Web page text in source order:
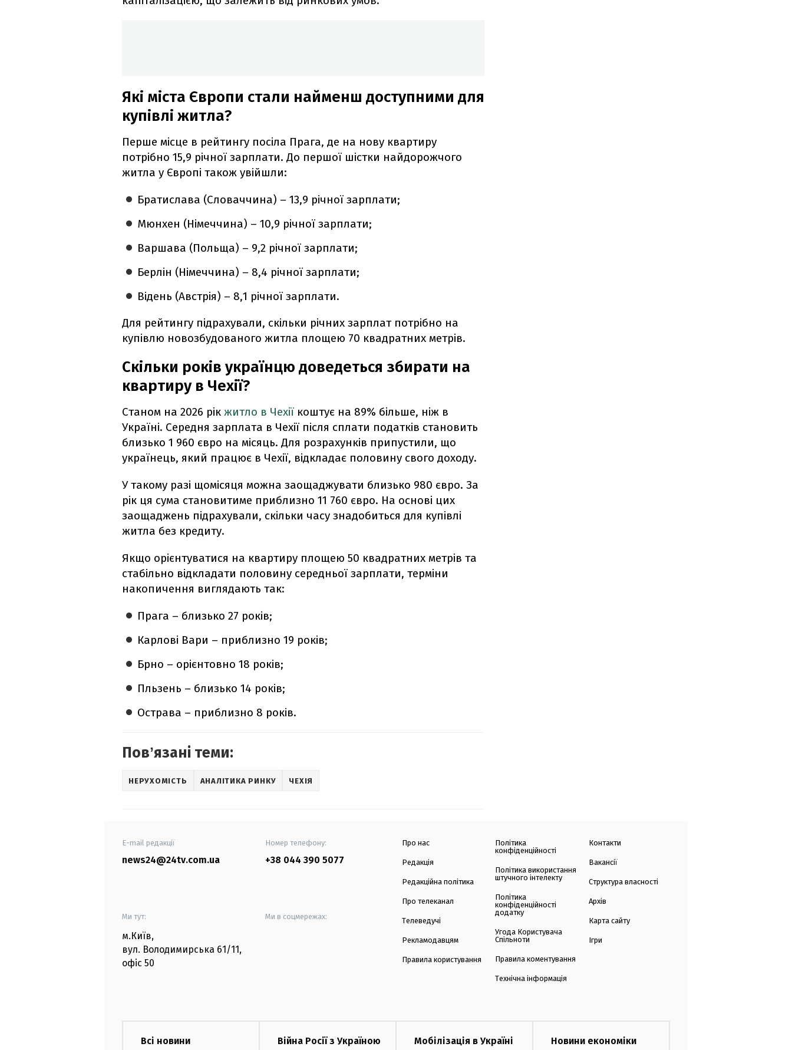
Які міста Європи стали найменш доступними для
купівлі житла?
Перше місце в рейтингу посіла Прага, де на нову квартиру
потрібно 15,9 річної зарплати. До першої шістки найдорожчого
житла у Європі також увійшли:
Братислава (Словаччина) – 13,9 річної зарплати;
Мюнхен (Німеччина) – 10,9 річної зарплати;
Варшава (Польща) – 9,2 річної зарплати;
Берлін (Німеччина) – 8,4 річної зарплати;
Відень (Австрія) – 8,1 річної зарплати.
Для рейтингу підрахували, скільки річних зарплат потрібно на
купівлю новозбудованого житла площею 70 квадратних метрів.
Скільки років українцю доведеться збирати на
квартиру в Чехії?
Станом на 2026 рік житло в Чехії коштує на 89% більше, ніж в
Україні. Середня зарплата в Чехії після сплати податків становить
близько 1 960 євро на місяць. Для розрахунків припустили, що
українець, який працює в Чехії, відкладає половину свого доходу.
У такому разі щомісяця можна заощаджувати близько 980 євро. За
рік ця сума становитиме приблизно 11 760 євро. На основі цих
заощаджень підрахували, скільки часу знадобиться для купівлі
житла без кредиту.
Якщо орієнтуватися на квартиру площею 50 квадратних метрів та
стабільно відкладати половину середньої зарплати, терміни
накопичення виглядають так:
Прага – близько 27 років;
Карлові Вари – приблизно 19 років;
Брно – орієнтовно 18 років;
Пльзень – близько 14 років;
Острава – приблизно 8 років.
Повʼязані теми:
НЕРУХОМІСТЬ АНАЛІТИКА РИНКУ ЧЕХІЯ
E-mail редакції
news24@24tv.com.ua
Номер телефону:
+38 044 390 5077
Ми тут:
м.Київ,
вул. Володимирська 61/11,
офіс 50
Ми в соцмережах:
Про нас
Редакція
Редакційна політика
Про телеканал
Телеведучі
Рекламодавцям
Правила користування
Політика
конфіденційності
Політика використання
штучного інтелекту
Політика
конфіденційності
додатку
Угода Користувача
Спільноти
Правила коментування
Технічна інформація
Контакти
Вакансії
Структура власності
Архів
Карта сайту
Ігри
Всі новини Війна Росії з Україною Мобілізація в Україні Новини економіки